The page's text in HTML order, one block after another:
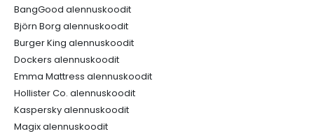
BangGood alennuskoodit
Björn Borg alennuskoodit
Burger King alennuskoodit
Dockers alennuskoodit
Emma Mattress alennuskoodit
Hollister Co. alennuskoodit
Kaspersky alennuskoodit
Magix alennuskoodit